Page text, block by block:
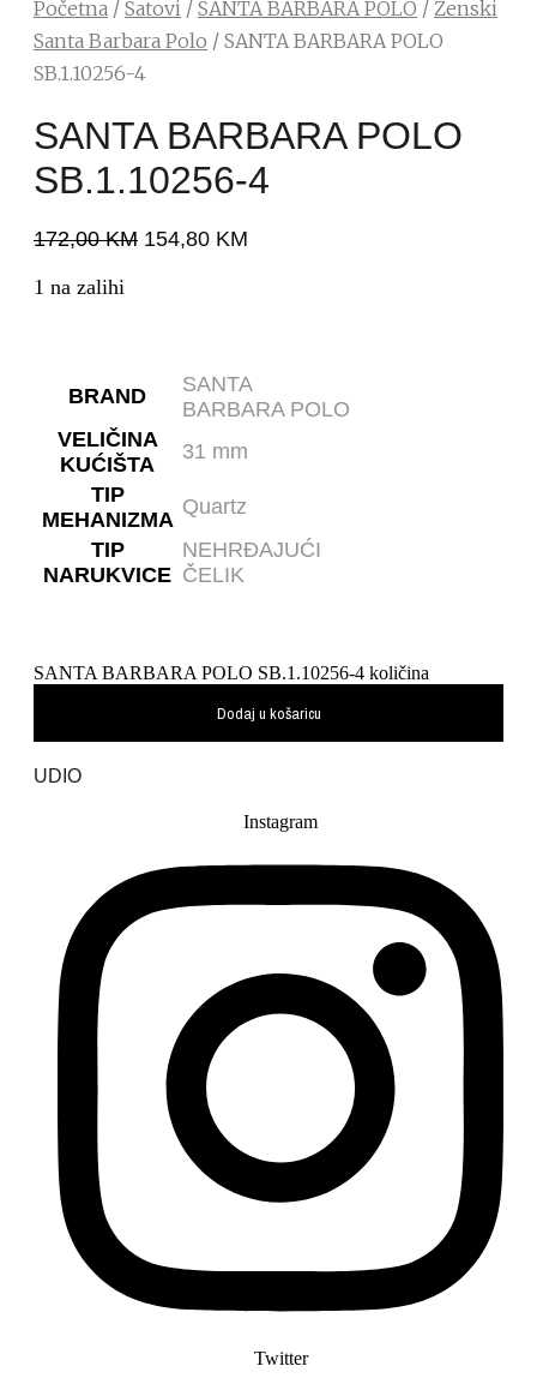
Početna / Satovi / SANTA BARBARA POLO / Ženski
Santa Barbara Polo / SANTA BARBARA POLO
SB.1.10256-4
SANTA BARBARA POLO
SB.1.10256-4
172,00KM 154,80 KM
1 na zalihi
BRAND
SANTA
BARBARA POLO
VELIČINA
KUĆIŠTA
31 mm
TIP
MEHANIZMA
Quartz
TIP
NARUKVICE
NEHRĐAJUĆI
ČELIK
SANTA BARBARA POLO SB.1.10256-4 količina
Dodaj u košaricu
UDIO
Instagram
Twitter